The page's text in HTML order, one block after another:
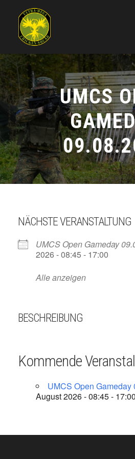
UMCS
NÄCHSTE VERANSTALTUNG
UMCS Open Gameday
2026 - 08:45 - 17:00
Alle anzeigen
BESCHREIBUNG
Kommende
UMCS Open Gameday
August 2026 - 08:45 - 17:00